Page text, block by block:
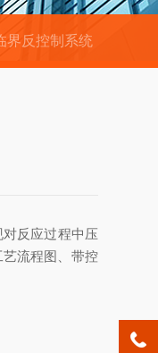
界反控制系统
反应过程中压
流程图、带控